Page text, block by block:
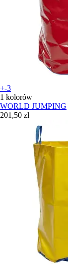
+-3
1 kolorów
WORLD JUMPING
201,50 zł